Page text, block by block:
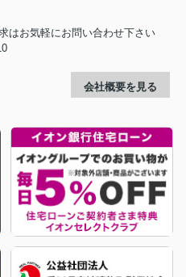
はお気軽にお問い合わせ下さい
会社概要を見る